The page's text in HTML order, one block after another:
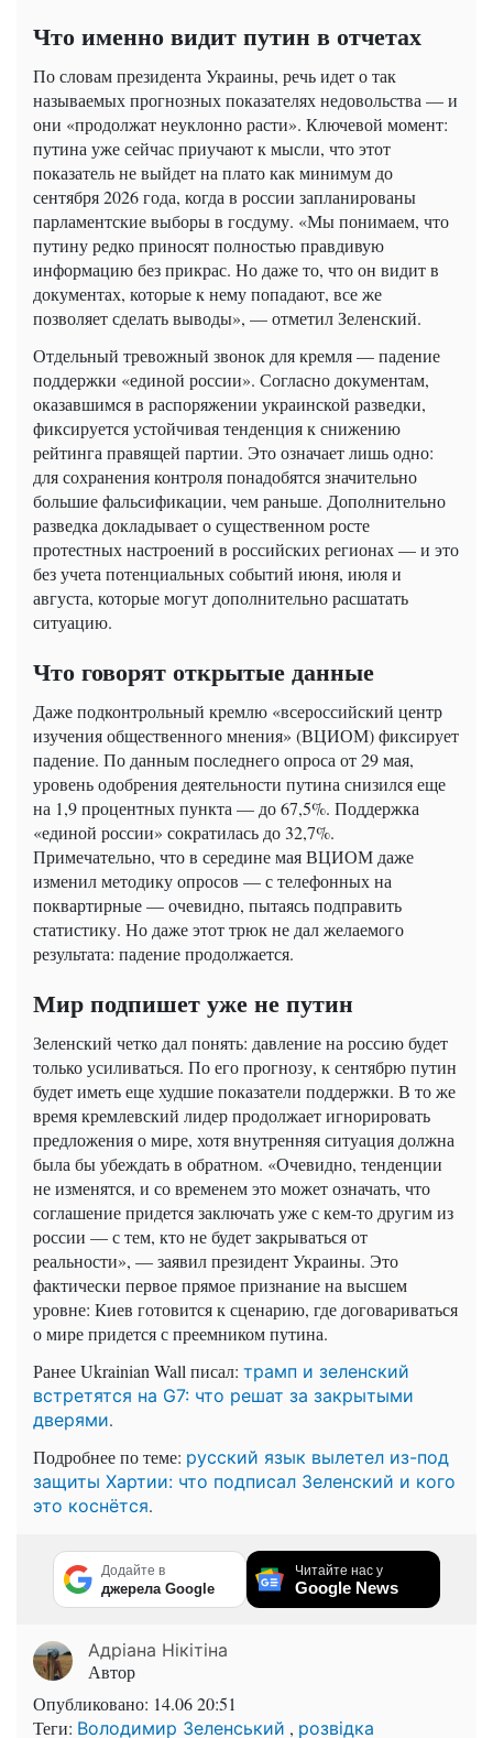
Что именно видит путин в отчетах
По словам президента Украины, речь идет о так
называемых прогнозных показателях недовольства — и
они «продолжат неуклонно расти». Ключевой момент:
путина уже сейчас приучают к мысли, что этот
показатель не выйдет на плато как минимум до
сентября 2026 года, когда в россии запланированы
парламентские выборы в госдуму. «Мы понимаем, что
путину редко приносят полностью правдивую
информацию без прикрас. Но даже то, что он видит в
документах, которые к нему попадают, все же
позволяет сделать выводы», — отметил Зеленский.
Отдельный тревожный звонок для кремля — падение
поддержки «единой россии». Согласно документам,
оказавшимся в распоряжении украинской разведки,
фиксируется устойчивая тенденция к снижению
рейтинга правящей партии. Это означает лишь одно:
для сохранения контроля понадобятся значительно
большие фальсификации, чем раньше. Дополнительно
разведка докладывает о существенном росте
протестных настроений в российских регионах — и это
без учета потенциальных событий июня, июля и
августа, которые могут дополнительно расшатать
ситуацию.
Что говорят открытые данные
Даже подконтрольный кремлю «всероссийский центр
изучения общественного мнения» (ВЦИОМ) фиксирует
падение. По данным последнего опроса от 29 мая,
уровень одобрения деятельности путина снизился еще
на 1,9 процентных пункта — до 67,5%. Поддержка
«единой россии» сократилась до 32,7%.
Примечательно, что в середине мая ВЦИОМ даже
изменил методику опросов — с телефонных на
поквартирные — очевидно, пытаясь подправить
статистику. Но даже этот трюк не дал желаемого
результата: падение продолжается.
Мир подпишет уже не путин
Зеленский четко дал понять: давление на россию будет
только усиливаться. По его прогнозу, к сентябрю путин
будет иметь еще худшие показатели поддержки. В то же
время кремлевский лидер продолжает игнорировать
предложения о мире, хотя внутренняя ситуация должна
была бы убеждать в обратном. «Очевидно, тенденции
не изменятся, и со временем это может означать, что
соглашение придется заключать уже с кем-то другим из
россии — с тем, кто не будет закрываться от
реальности», — заявил президент Украины. Это
фактически первое прямое признание на высшем
уровне: Киев готовится к сценарию, где договариваться
о мире придется с преемником путина.
Ранее Ukrainian Wall писал: трамп и зеленский
встретятся на G7: что решат за закрытыми
дверями.
Подробнее по теме: русский язык вылетел из-под
защиты Хартии: что подписал Зеленский и кого
это коснётся.
Додайте в
джерела Google
Читайте нас у
Google News
Адріана Нікітіна
Автор
Опубликовано: 14.06 20:51
Теги: Володимир Зеленський , розвідка